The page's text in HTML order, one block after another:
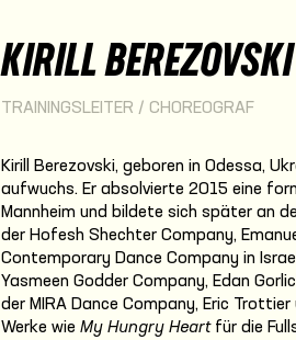
KIRILL BEREZOVSKI
TRAININGSLEITER / CHOREOGRAF
Kirill Berezovski, geboren in Odessa,
aufwuchs. Er absolvierte 2015 eine
Mannheim und bildete sich später an
der Hofesh Shechter Company,
Contemporary Dance Company in
Yasmeen Godder Company, Edan
der MIRA Dance Company, Eric
Werke wie My Hungry Heartfür die